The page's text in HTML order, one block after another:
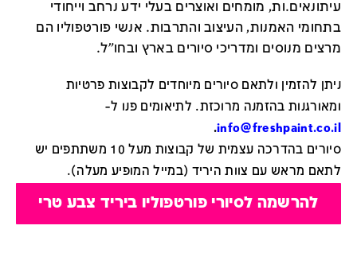
עיתונאים.ות, מומחים ואוצרים בעלי ידע נרחב וייחודי
בתחומי האמנות, העיצוב והתרבות. אנשי פורטפוליו הם
מרצים מנוסים ומדריכי סיורים בארץ ובחו"ל.
ניתן להזמין ולתאם סיורים מיוחדים לקבוצות פרטיות
ומאורגנות בהזמנה מרוכזת. לתיאומים פנו ל-
info@freshpaint.co.il
.
סיורים בהדרכה עצמית של קבוצות מעל 10 משתתפים יש
לתאם מראש עם צוות היריד (במייל המופיע מעלה).
להרשמה לסיורי פורטפוליו ביריד צבע טרי